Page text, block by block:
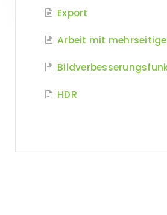
Export
Arbeit mit
HDR